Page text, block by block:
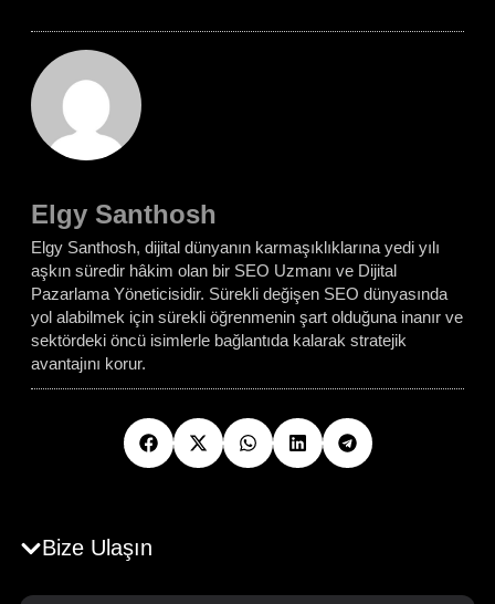
Elgy Santhosh
Elgy Santhosh, dijital dünyanın karmaşıklıklarına yedi yılı
aşkın süredir hâkim olan bir SEO Uzmanı ve Dijital
Pazarlama Yöneticisidir. Sürekli değişen SEO dünyasında
yol alabilmek için sürekli öğrenmenin şart olduğuna inanır ve
sektördeki öncü isimlerle bağlantıda kalarak stratejik
avantajını korur.
Bize Ulaşın